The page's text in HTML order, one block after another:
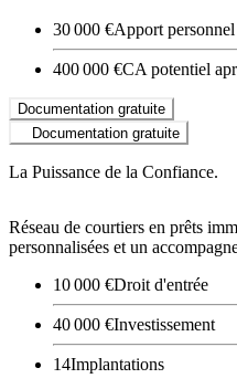
30 000 €Apport personnel
400 000 €CA potentiel
Documentation gratuite
Documentation gratuite
La Puissance de la Confiance.
Réseau de courtiers en prêts
personnalisées et un
10 000 €Droit d'entrée
40 000 €Investissement
14Implantations